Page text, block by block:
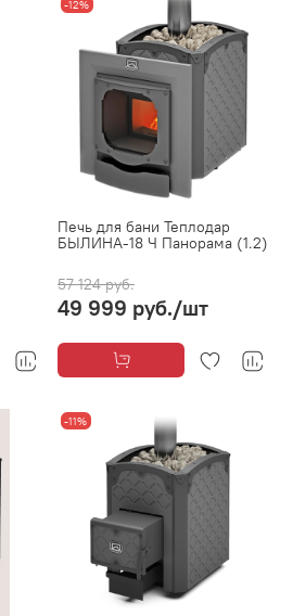
-12%
Печь для бани Теплодар
БЫЛИНА-18 Ч Панорама (1.2)
57 124 руб.
49 999 руб./шт
-11%